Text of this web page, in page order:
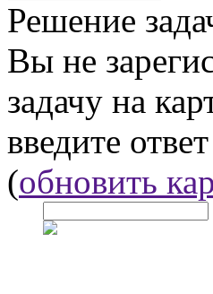
Решение
Вы не
задачу на
введите ответ
(обновить